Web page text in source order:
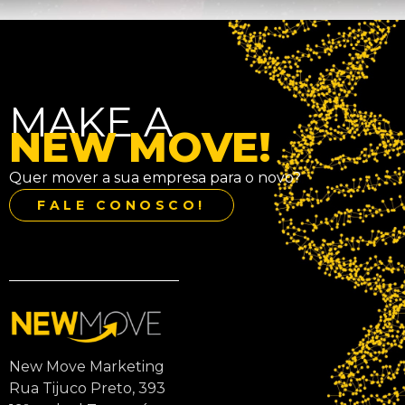
MAKE A
NEW MOVE!
Quer mover a sua empresa para o novo?
FALE CONOSCO!
New Move Marketing
Rua Tijuco Preto, 393